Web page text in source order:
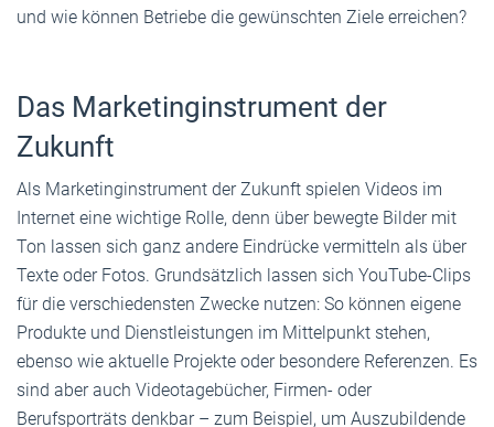
und wie können Betriebe die gewünschten Ziele erreichen?
Das Marketinginstrument der
Zukunft
Als Marketinginstrument der Zukunft spielen Videos im
Internet eine wichtige Rolle, denn über bewegte Bilder mit
Ton lassen sich ganz andere Eindrücke vermitteln als über
Texte oder Fotos. Grundsätzlich lassen sich YouTube-Clips
für die verschiedensten Zwecke nutzen: So können eigene
Produkte und Dienstleistungen im Mittelpunkt stehen,
ebenso wie aktuelle Projekte oder besondere Referenzen. Es
sind aber auch Videotagebücher, Firmen- oder
Berufsporträts denkbar – zum Beispiel, um Auszubildende